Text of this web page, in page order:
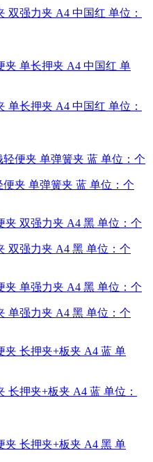
双强力夹 A4 中国红 单位：
单长押夹 A4 中国红 单位：
夹 单弹簧夹 蓝 单位：个
双强力夹 A4 黑 单位：个
单强力夹 A4 黑 单位：个
长押夹+板夹 A4 蓝 单位：